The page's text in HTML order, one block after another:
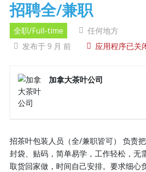
招聘全/兼职
全职/Full-time
任何地方
发布于 9 月 前
应用程序已关
加拿大茶叶公司
招茶叶包装人员（全/兼职皆可） 负责把
封袋、贴码，简单易学，工作轻松，无
取货回家做，时间自己安排。要求细心